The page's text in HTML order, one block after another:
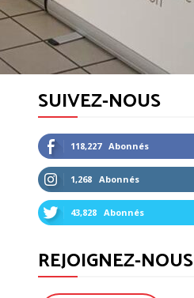
SUIVEZ-NOUS
118,227 Abonnés
1,268 Abonnés
43,828 Abonnés
REJOIGNEZ-NOUS